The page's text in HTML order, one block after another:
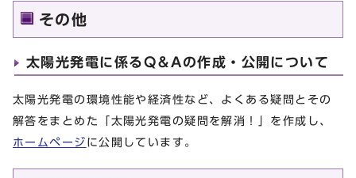
その他
太陽光発電に係るQ＆Aの作成・公開について
太陽光発電の環境性能や経済性など、よくある疑問とその
解答をまとめた「太陽光発電の疑問を解消！」を作成し、
ホームページ に公開しています。